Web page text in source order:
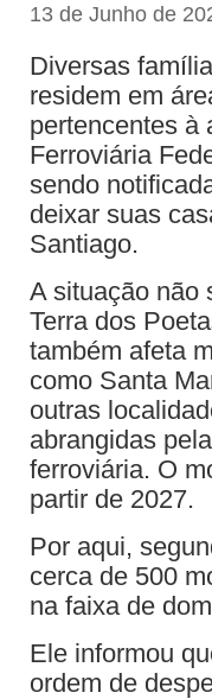
13 de Junho de
Diversas
residem em
pertencentes à
Ferroviária
sendo
deixar suas
Santiago.
A situação não
Terra dos
também afeta
como Santa
outras
abrangidas
ferroviária. O
partir de 2027.
Por aqui,
cerca de 500
na faixa de
Ele informou
ordem de